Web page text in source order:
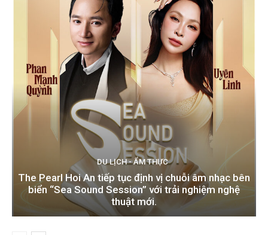
DU LỊCH - ẨM THỰC
The Pearl Hoi An tiếp tục định vị chuỗi âm nhạc bên
biển “Sea Sound Session” với trải nghiệm nghệ
thuật mới.